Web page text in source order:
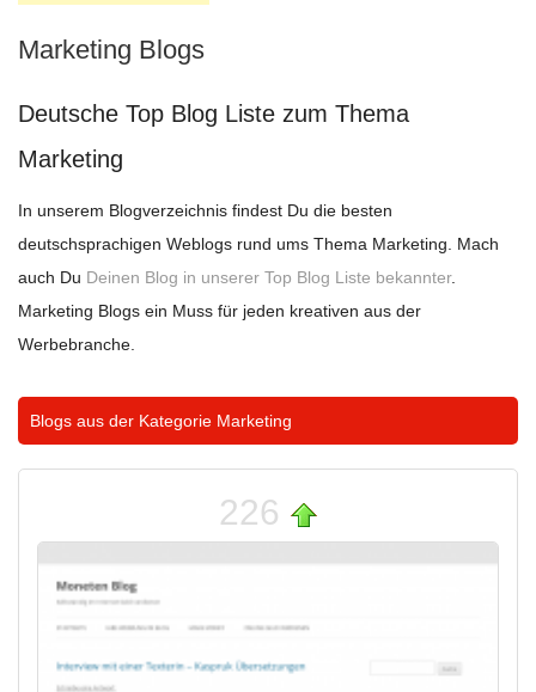
Marketing Blogs
Deutsche Top Blog Liste zum Thema
Marketing
In unserem Blogverzeichnis findest Du die besten
deutschsprachigen Weblogs rund ums Thema Marketing. Mach
auch Du Deinen Blog in unserer Top Blog Liste bekannter.
Marketing Blogs ein Muss für jeden kreativen aus der
Werbebranche.
Blogs aus der Kategorie Marketing
226